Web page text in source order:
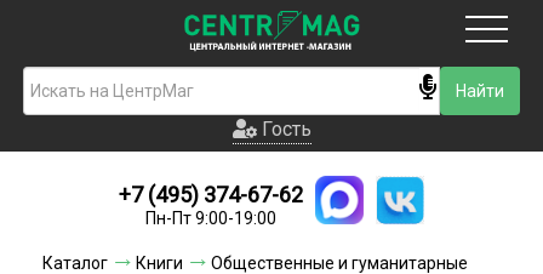
Гость
Новинки
Условия доставки
Гость
+7 (495) 374-67-62
Пн-Пт 9:00-19:00
Каталог Книги
Общественные и гуманитарные